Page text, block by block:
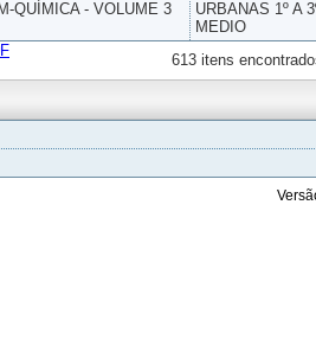
QUÍMICA - VOLUME 3
URBANAS 1º A
MEDIO
613 itens